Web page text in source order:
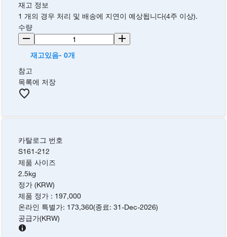
재고 정보
1 개의 경우 처리 및 배송에 지연이 예상됩니다(4주 이상).
수량
재고있음- 0개
참고
목록에 저장
카탈로그 번호
S161-212
제품 사이즈
2.5kg
정가 (KRW)
제품 정가 : 197,000
온라인 특별가: 173,360(종료:31-Dec-2026)
공급가(KRW)